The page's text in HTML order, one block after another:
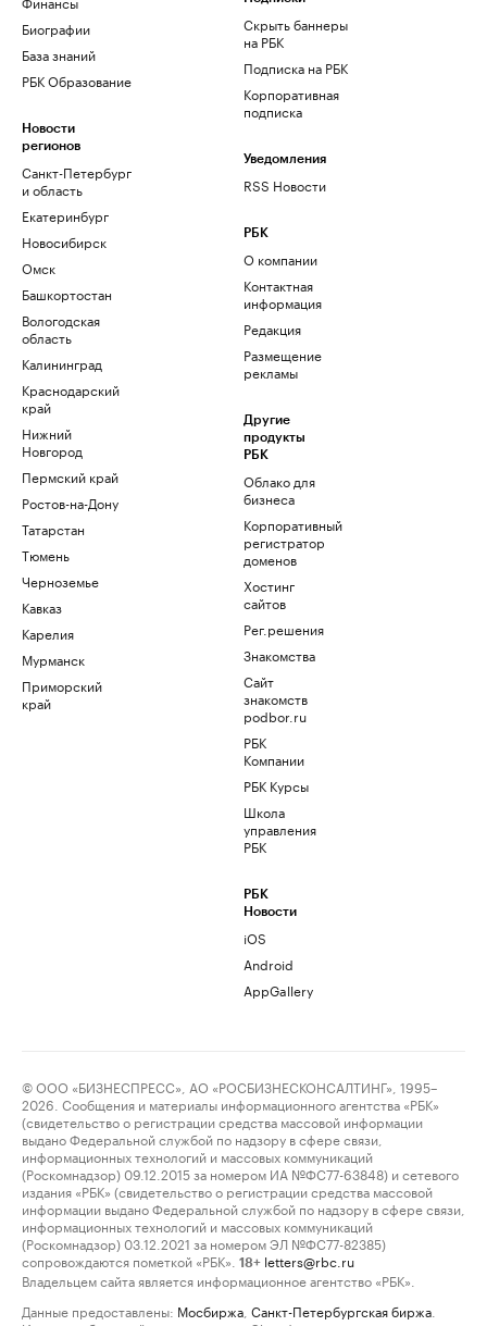
Биографии
База знаний
РБК Образование
Новости
регионов
Санкт-Петербург
и область
Екатеринбург
Новосибирск
Омск
Башкортостан
Вологодская
область
Калининград
Краснодарский
край
Нижний
Новгород
Пермский край
Ростов-на-Дону
Татарстан
Тюмень
Черноземье
Кавказ
Карелия
Мурманск
Приморский
край
Скрыть баннеры
на РБК
Подписка на РБК
Корпоративная
подписка
Уведомления
RSS Новости
РБК
О компании
Контактная
информация
Редакция
Размещение
рекламы
Другие
продукты
РБК
Облако для
бизнеса
Корпоративный
регистратор
доменов
Хостинг
сайтов
Рег.решения
Знакомства
Сайт
знакомств
podbor.ru
РБК
Компании
РБК Курсы
Школа
управления
РБК
РБК
Новости
iOS
Android
AppGallery
© ООО «БИЗНЕСПРЕСС», АО «РОСБИЗНЕСКОНСАЛТИНГ», 1995–
2026. Сообщения и материалы информационного агентства «РБК»
(свидетельство о регистрации средства массовой информации
выдано Федеральной службой по надзору в сфере связи,
информационных технологий и массовых коммуникаций
(Роскомнадзор) 09.12.2015 за номером ИА №ФС77-63848) и сетевого
издания «РБК» (свидетельство о регистрации средства массовой
информации выдано Федеральной службой по надзору в сфере связи,
информационных технологий и массовых коммуникаций
(Роскомнадзор) 03.12.2021 за номером ЭЛ №ФС77-82385)
сопровождаются пометкой «РБК».
18+ letters@rbc.ru
Владельцем сайта является информационное агентство «РБК».
Данные предоставлены: Мосбиржа Санкт-Петербургская биржа